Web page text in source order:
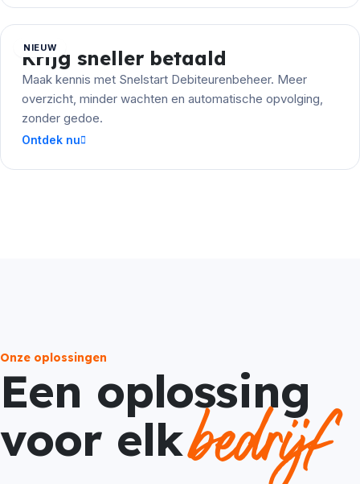
NIEUW
Krijg sneller betaald
Maak kennis met Snelstart Debiteurenbeheer. Meer
overzicht, minder wachten en automatische opvolging,
zonder gedoe.
Ontdek nu
Onze oplossingen
Een oplossing
voor elkbedrijf